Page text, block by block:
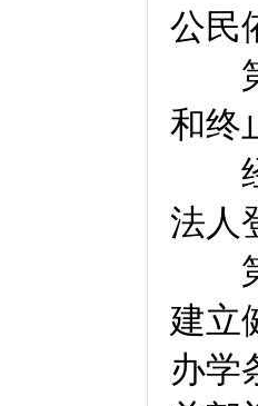
公民
第
和终
经
法人
第
建立
办学